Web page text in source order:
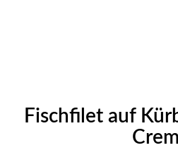
Fischfilet auf